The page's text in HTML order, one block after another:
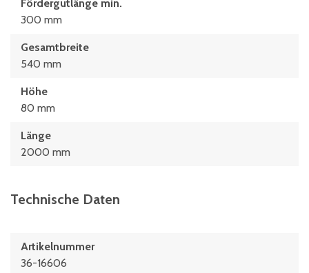
Fördergutlänge min.
300 mm
Gesamtbreite
540 mm
Höhe
80 mm
Länge
2000 mm
Technische Daten
Artikelnummer
36-16606